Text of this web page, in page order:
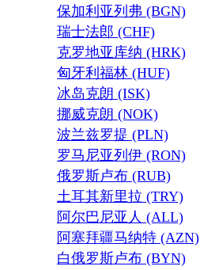
保加利亚列弗 (BGN)
瑞士法郎 (CHF)
克罗地亚库纳 (HRK)
匈牙利福林 (HUF)
冰岛克朗 (ISK)
挪威克朗 (NOK)
波兰兹罗提 (PLN)
罗马尼亚列伊 (RON)
俄罗斯卢布 (RUB)
土耳其新里拉 (TRY)
阿尔巴尼亚人 (ALL)
阿塞拜疆马纳特 (AZN)
白俄罗斯卢布 (BYN)